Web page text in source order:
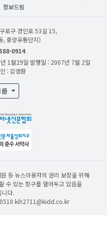
정보드림
로구 경인로 53길 15,
, 중앙유통단지)
0914
1월29일 발행일 : 2007년 7월 2일
: 김영환
등 뉴스이용자의 권리 보장을 위해
수 있는 창구를 열어두고 있음을
니다.
kih2711@kidd.co.kr